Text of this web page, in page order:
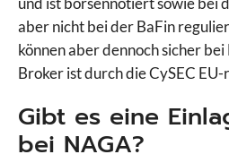
aber nicht bei der BaFin
können aber dennoch sicher
Broker ist durch die CySEC
Gibt es eine
bei NAGA?